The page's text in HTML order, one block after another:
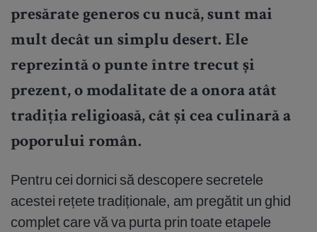
presărate generos cu nucă, sunt mai
mult decât un simplu desert. Ele
reprezintă o punte între trecut și
prezent, o modalitate de a onora atât
tradiția religioasă, cât și cea culinară a
poporului român.
Pentru cei dornici să descopere secretele
acestei rețete tradiționale, am pregătit un ghid
complet care vă va purta prin toate etapele